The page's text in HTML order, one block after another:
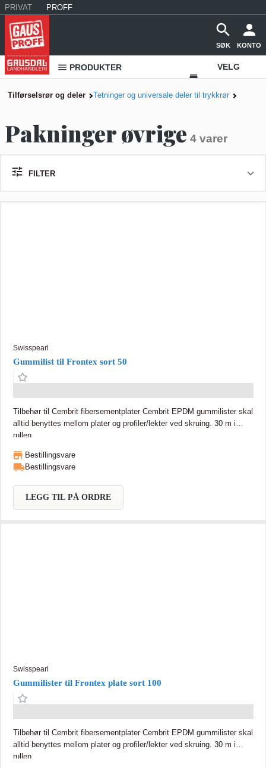
PRIVAT PROFF
SØK KONTO
PRODUKTER VELG
Tilførselsrør og deler Tetninger og universale deler til trykkrør
Pakninger øvrige 4 varer
FILTER
Swisspearl
Gummilist til Frontex sort 50
Tilbehør til Cembrit fibersementplater Cembrit EPDM gummilister skal
alltid benyttes mellom plater og profiler/lekter ved skruing. 30 m i
rullen
Bestillingsvare
Bestillingsvare
LEGG TIL PÅ ORDRE
Swisspearl
Gummilister til Frontex plate sort 100
Tilbehør til Cembrit fibersementplater Cembrit EPDM gummilister skal
alltid benyttes mellom plater og profiler/lekter ved skruing. 30 m i
rullen